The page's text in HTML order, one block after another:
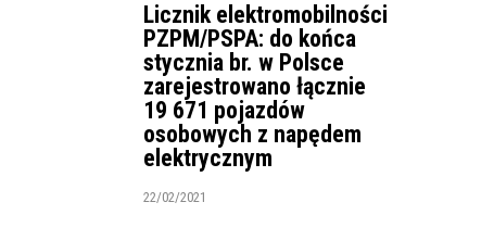
Licznik elektromobilności
PZPM/PSPA: do końca
stycznia br. w Polsce
zarejestrowano łącznie
19 671 pojazdów
osobowych z napędem
elektrycznym
22/02/2021